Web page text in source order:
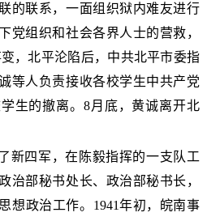
的联系，一面组织狱内难友进行
党组织和社会各界人士的营救，
，北平沦陷后，中共北平市委指
等人负责接收各校学生中共产党
生的撤离。8月底，黄诚离开北
新四军 ，在陈毅指挥的一支队工
治部秘书处长、政治部秘书长，
思想政治工作。1941年初， 皖南事